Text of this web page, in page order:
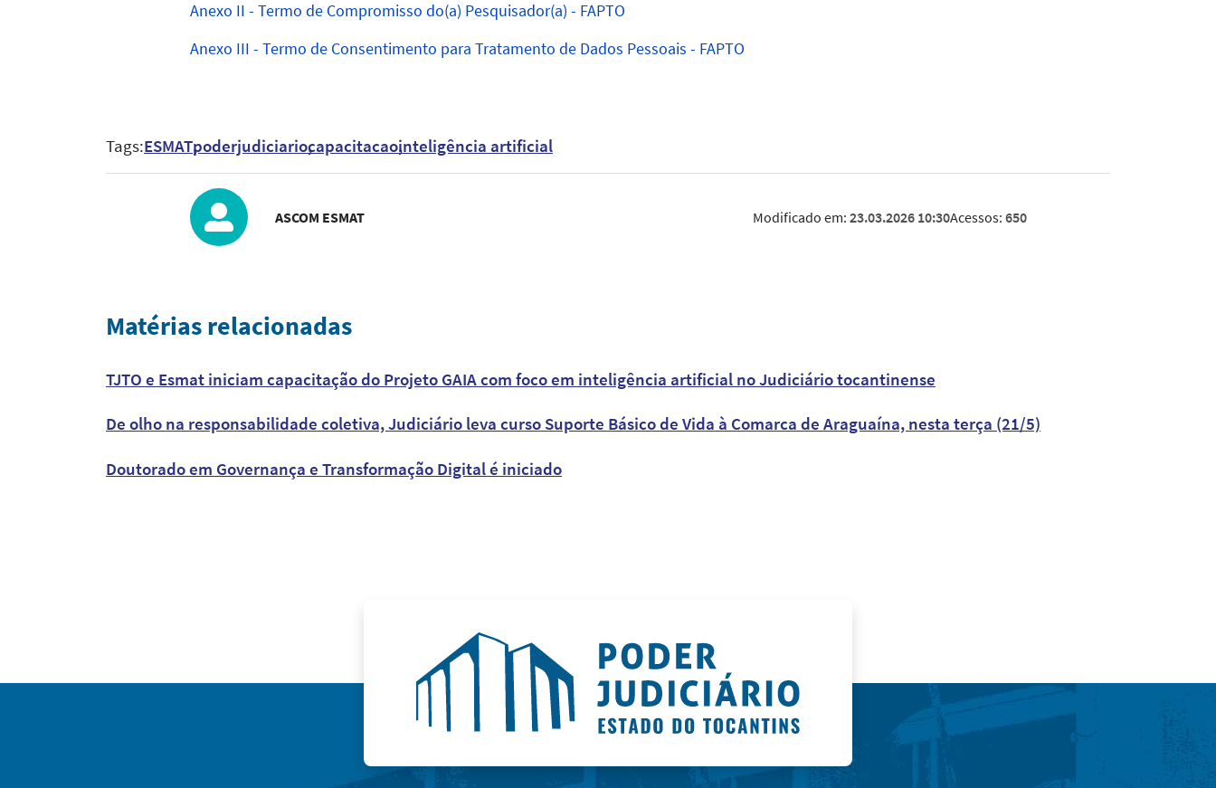
Anexo II - Termo de Compromisso do(a) Pesquisador(a) - FAPTO
Anexo III - Termo de Consentimento para Tratamento de Dados Pessoais - FAPTO
Tags:ESMATpoderjudiciariocapacitacaointeligência artificial
ASCOM ESMAT Modificado em: 23.03.2026 10:30Acessos: 650
Matérias relacionadas
TJTO e Esmat iniciam capacitação do Projeto GAIA com foco em inteligência artificial no Judiciário tocantinense
De olho na responsabilidade coletiva, Judiciário leva curso Suporte Básico de Vida à Comarca de Araguaína, nesta terça (21/5)
Doutorado em Governança e Transformação Digital é iniciado